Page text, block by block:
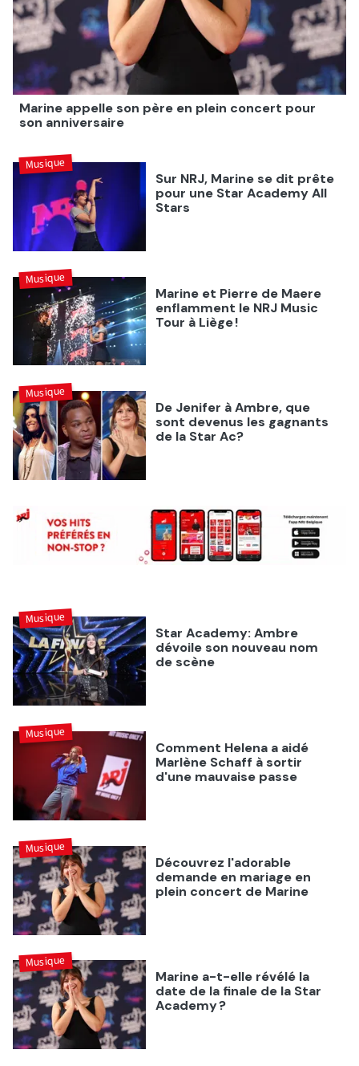
Marine appelle son père en plein concert pour
son anniversaire
Sur NRJ, Marine se dit prête
pour une Star Academy All
Stars
Musique
Marine et Pierre de Maere
enflamment le NRJ Music
Tour à Liège !
Musique
De Jenifer à Ambre, que
sont devenus les gagnants
de la Star Ac?
Musique
Star Academy: Ambre
dévoile son nouveau nom
de scène
Musique
Comment Helena a aidé
Marlène Schaff à sortir
d'une mauvaise passe
Musique
Découvrez l'adorable
demande en mariage en
plein concert de Marine
Musique
Marine a-t-elle révélé la
date de la finale de la Star
Academy ?
Musique